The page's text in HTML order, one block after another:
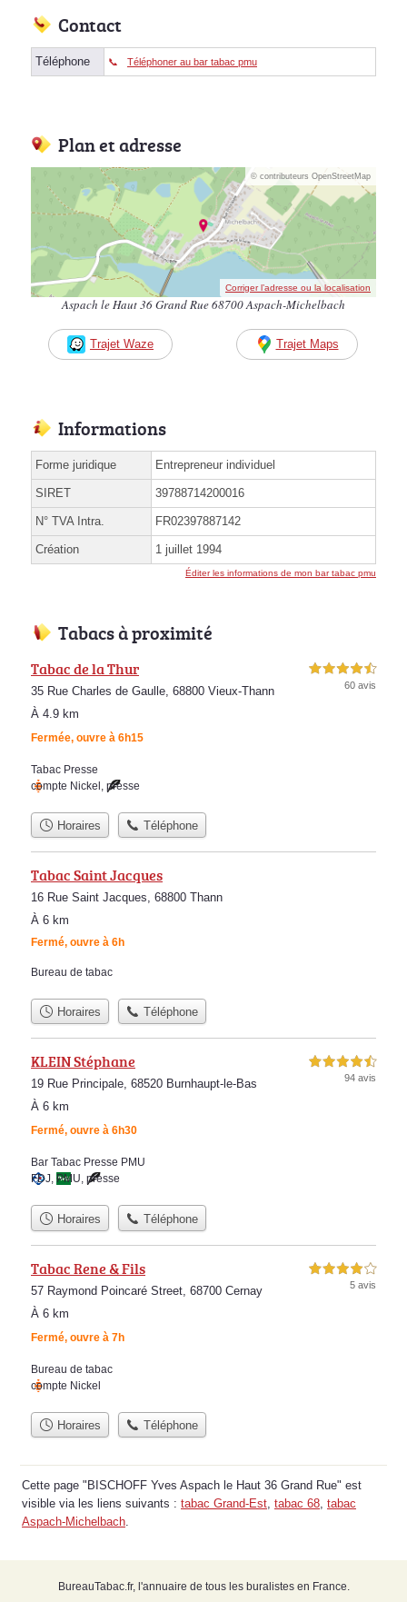
Contact
Téléphone Téléphoner au bar tabac pmu
Plan et adresse
© contributeurs OpenStreetMap
Corriger l’adresse ou la localisation
Aspach le Haut 36 Grand Rue 68700 Aspach-Michelbach
Trajet Waze Trajet Maps
Informations
Forme juridique Entrepreneur individuel
SIRET 39788714200016
N° TVA Intra. FR02397887142
Création 1 juillet 1994
Éditer les informations de mon bar tabac pmu
Tabacs à proximité
Tabac de la Thur
35 Rue Charles de Gaulle, 68800 Vieux-Thann
À 4.9 km
Fermée, ouvre à 6h15
4,5 étoiles sur 5
60 avis
Tabac Presse
compte Nickel presse
Horaires Téléphone
Tabac Saint Jacques
16 Rue Saint Jacques, 68800 Thann
À 6 km
Fermé, ouvre à 6h
Bureau de tabac
Horaires Téléphone
KLEIN Stéphane
19 Rue Principale, 68520 Burnhaupt-le-Bas
À 6 km
Fermé, ouvre à 6h30
4,5 étoiles sur 5
94 avis
Bar Tabac Presse PMU
FDJ, PMU, presse
Horaires Téléphone
Tabac Rene & Fils
57 Raymond Poincaré Street, 68700 Cernay
À 6 km
Fermé, ouvre à 7h
4,0 étoiles sur 5
5 avis
Bureau de tabac
compte Nickel
Horaires Téléphone
Cette page "BISCHOFF Yves Aspach le Haut 36 Grand Rue" est
visible via les liens suivants : tabac Grand-Est, tabac 68, tabac
Aspach-Michelbach.
BureauTabac.fr, l'annuaire de tous les buralistes en France.